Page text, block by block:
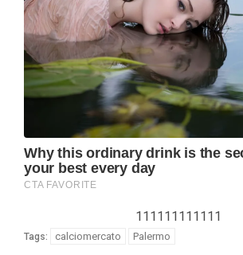
111111111111
Tags: calciomercato Palermo